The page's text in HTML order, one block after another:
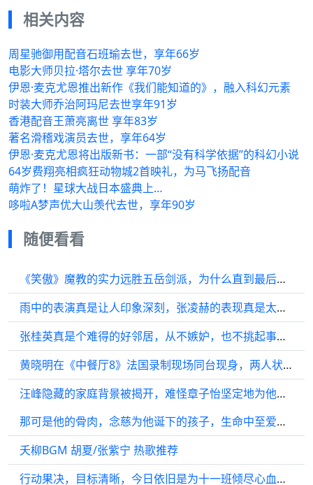
相关内容
周星驰御用配音石班瑜去世，享年66岁
电影大师贝拉·塔尔去世 享年70岁
伊恩·麦克尤恩推出新作《我们能知道的》，融入科幻元素
时装大师乔治阿玛尼去世享年91岁
香港配音王萧亮离世 享年83岁
著名滑稽戏演员去世，享年64岁
伊恩·麦克尤恩将出版新书：一部“没有科学依据”的科幻小说
64岁费翔亮相疯狂动物城2首映礼，为马飞扬配音
萌炸了！星球大战日本盛典上…
哆啦A梦声优大山羡代去世，享年90岁
随便看看
《笑傲》魔教的实力远胜五岳剑派，为什么直到最后才发动总攻？
雨中的表演真是让人印象深刻，张凌赫的表现真是太棒了，哈特都软软的
张桂英真是个难得的好邻居，从不嫉妒，也不挑起事端，是安杰一生的美好回忆
黄晓明在《中餐厅8》法国录制现场同台现身，两人状态怎样呢？
汪峰隐藏的家庭背景被揭开，难怪章子怡坚定地为他孕育生命…
那可是他的骨肉，念慈为他诞下的孩子，生命中至爱之人赠予他的宝贵礼物…
夭柳BGM 胡夏/张紫宁 热歌推荐
行动果决，目标清晰，今日依旧是为十一班倾尽心血的雷鸣老师啊